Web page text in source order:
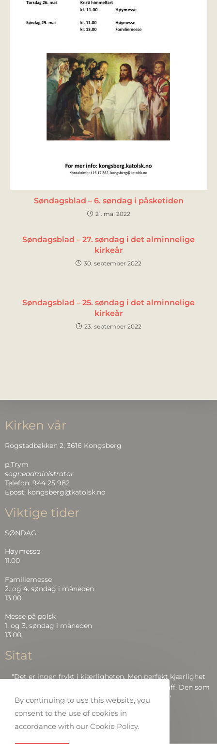
Søndagsblad – 6. søndag i påsketiden
21. mai 2022
Søndagsblad – 27. søndag i det alminnelige
kirkeår
30. september 2022
Søndagsblad – 25. søndag i det alminnelige
kirkeår
23. september 2022
Kirken vår
Rogstadbakken 2, 3616 Kongsberg
p.Trym
sogneadministrator
Telefon: 944 25 982
Epost: kongsberg@katolsk.no
Viktige tider
SØNDAG
Høymesse
11.00
Familiemesse
2. og 4. søndag i måneden
13.00
Messe på polsk
1. og 3. søndag i måneden
13.00
Sitat
"Det er ingen frykt i kjærligheten. Men perfekt kjærlighet
driver frykten ut, fordi frykt har å gjøre med straff. Den som
frykter, blir ikke perfekt i kjærlighet.."
Bibelen: Joh 4:18
By continuing to use this website, you
consent to the use of cookies in
accordance with our Cookie Policy.